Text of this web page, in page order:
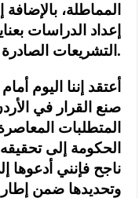
المماطلة،
إعداد الدراسات
التشريعات الصادرة.
أعتقد إننا اليوم
صنع القرار في
المتطلبات
الحكومة إلى
ناجح فإنني أدعوها
وتحديدها ضمن